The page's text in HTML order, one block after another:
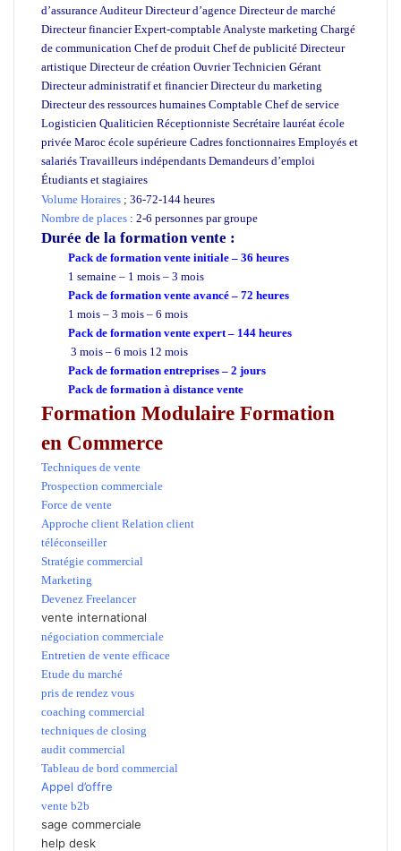
d’assurance Auditeur Directeur d’agence Directeur de marché
Directeur financier Expert-comptable Analyste marketing Chargé
de communication Chef de produit Chef de publicité Directeur
artistique Directeur de création Ouvrier Technicien Gérant
Directeur administratif et financier Directeur du marketing
Directeur des ressources humaines Comptable Chef de service
Logisticien Qualiticien Réceptionniste Secrétaire lauréat école
privée Maroc école supérieure Cadres fonctionnaires Employés et
salariés Travailleurs indépendants Demandeurs d’emploi
Étudiants et stagiaires
Volume Horaires ; 36-72-144 heures
Nombre de places : 2-6 personnes par groupe
Durée de la formationvente :
Pack de formation vente initiale – 36 heures
1 semaine – 1 mois – 3 mois
Pack de formation vente avancé – 72 heures
1 mois – 3 mois – 6 mois
Pack de formation vente expert – 144 heures
3 mois – 6 mois 12 mois
Pack de formation entreprises – 2 jours
Pack de formation à distance vente
Formation Modulaire Formation
en Commerce
Techniques de vente
Prospection commerciale
Force de vente
Approche client Relation client
téléconseiller
Stratégie commercial
Marketing
Devenez Freelancer
vente international
négociation commerciale
Entretien de vente efficace
Etude du marché
pris de rendez vous
coaching commercial
techniques de closing
audit commercial
Tableau de bord commercial
Appel d’offre
vente b2b
sage commerciale
help desk